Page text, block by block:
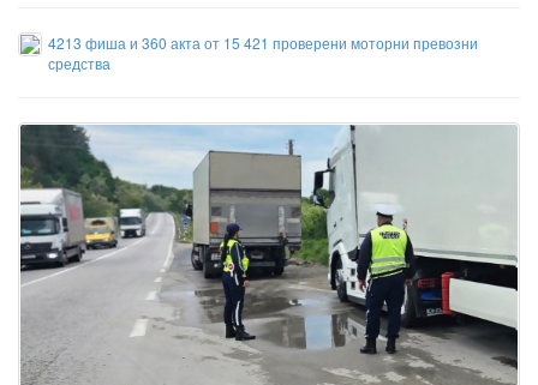
4213 фиша и 360 акта от 15 421 проверени моторни превозни
средства